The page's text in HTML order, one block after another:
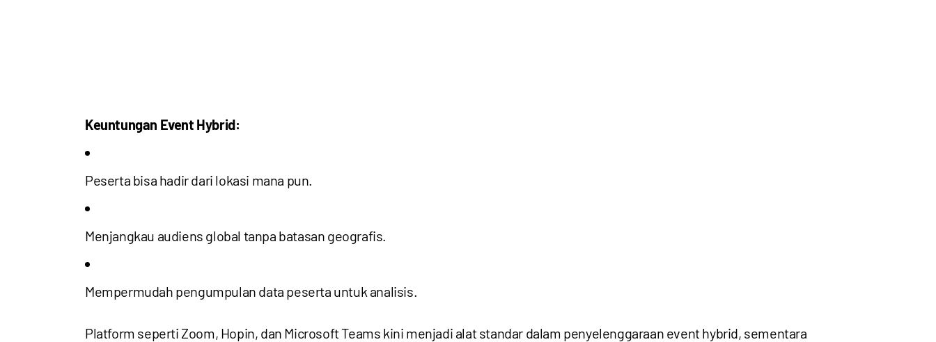
Keuntungan Event Hybrid:
Peserta bisa hadir dari lokasi mana pun.
Menjangkau audiens global tanpa batasan geografis.
Mempermudah pengumpulan data peserta untuk analisis.
Platform seperti Zoom, Hopin, dan Microsoft Teams kini menjadi alat standar dalam penyelenggaraan event hybrid, sementara